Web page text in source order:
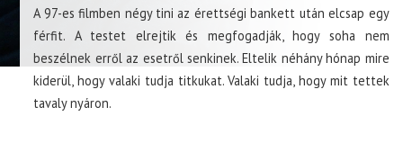
A 97-es filmben négy tini az érettségi bankett után elcsap egy
férfit. A testet elrejtik és megfogadják, hogy soha nem
beszélnek erről az esetről senkinek. Eltelik néhány hónap mire
kiderül, hogy valaki tudja titkukat. Valaki tudja, hogy mit tettek
tavaly nyáron.